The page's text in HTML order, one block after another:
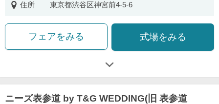
住所
東京都渋谷区神宮前4-5-6
フェアをみる 式場をみる
ニーズ表参道 by T&G WEDDING(旧 表参道